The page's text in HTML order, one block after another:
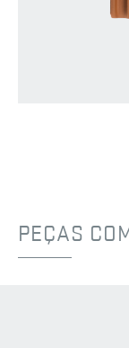
PEÇAS